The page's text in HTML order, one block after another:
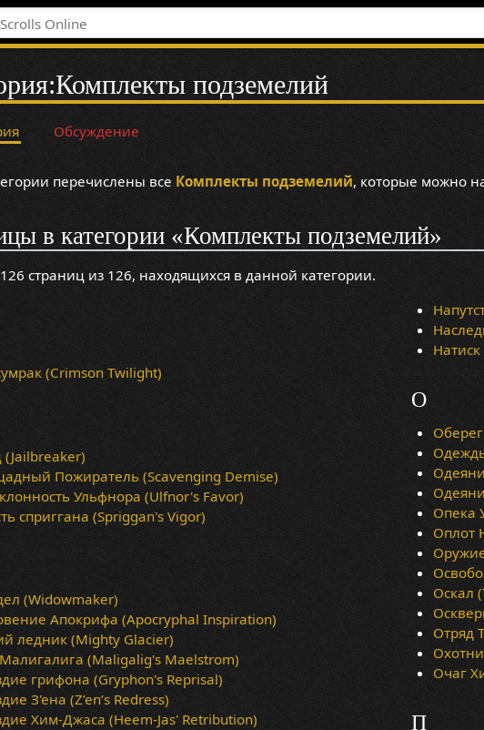
:Комплекты подземелий
Обсуждение
перечислены все Комплекты подземелий, которые можно
в категории «Комплекты подземелий»
страниц из 126, находящихся в данной категории.
(Crimson Twilight)
(Jailbreaker)
Пожиратель (Scavenging Demise)
Ульфнора (Ulfnor's Favor)
сприггана (Spriggan's Vigor)
(Widowmaker)
Апокрифа (Apocryphal Inspiration)
ледник (Mighty Glacier)
(Maligalig's Maelstrom)
грифона (Gryphon's Reprisal)
З'ена (Z’en’s Redress)
Хим-Джаса (Heem-Jas' Retribution)
О
Опека
Оплот
Оскал
Отряд
Очаг
П